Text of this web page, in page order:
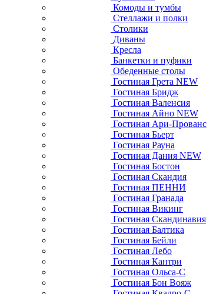
Комоды и тумбы
Стеллажи и полки
Столики
Диваны
Кресла
Банкетки и пуфики
Обеденные столы
Гостиная Грета NEW
Гостиная Бридж
Гостиная Валенсия
Гостиная Айно NEW
Гостиная Ари-Прованс
Гостиная Бьерт
Гостиная Рауна
Гостиная Дания NEW
Гостиная Бостон
Гостиная Скандия
Гостиная ПЕННИ
Гостиная Гранада
Гостиная Викинг
Гостиная Скандинавия
Гостиная Балтика
Гостиная Бейли
Гостиная Лебо
Гостиная Кантри
Гостиная Ольса-С
Гостиная Бон Вояж